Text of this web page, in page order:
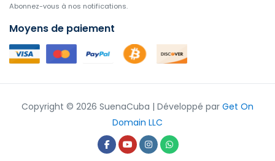
Abonnez-vous à nos notifications.
Moyens de paiement
Copyright © 2026 SuenaCuba | Développé par Get On
Domain LLC